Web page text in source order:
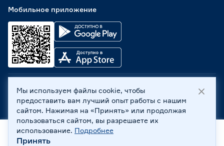
Мобильное приложение
ООО «Бауцентр Рус» 2004 -2026, 236029, г. Калининград,
ул. А.Невского, 205. ИНН 7702596813, КПП 390601001 ©
Все права защищены
Политика обработки персональных данных
Правовая информация
Главная
Мы используем файлы cookie, чтобы
предоставить вам лучший опыт работы с нашим
сайтом. Нажимая на «Принять» или продолжая
пользоваться сайтом, вы разрешаете их
использование. Подробнее
Принять